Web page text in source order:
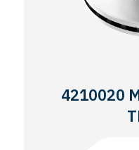
4210020